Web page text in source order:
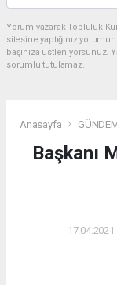
Yorum yazarak Topluluk
sitesine yaptığınız
başınıza üstleniyorsunuz.
sorumlu tutulamaz.
Anasayfa
Başkanı